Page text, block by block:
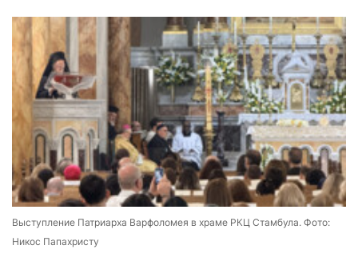
Выступление Патриарха Варфоломея в храме РКЦ Стамбула. Фото:
Никос Папахристу